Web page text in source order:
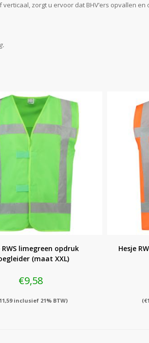
zorgt u ervoor dat BHV’ers opvallen
RWS limegreen opdruk
(maat XXL)
€9,58
inclusief 21% BTW)
Hesje
(€